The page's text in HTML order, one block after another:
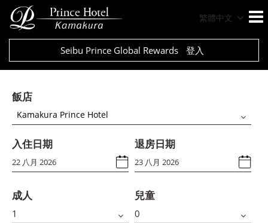
繁體中文
Seibu Prince Global Rewards 登入
飯店
Kamakura Prince Hotel
入住日期 退房日期
成人 兒童